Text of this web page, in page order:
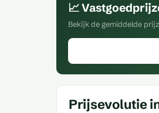
📈
Bekijk de gemiddelde
Prijsevolutie